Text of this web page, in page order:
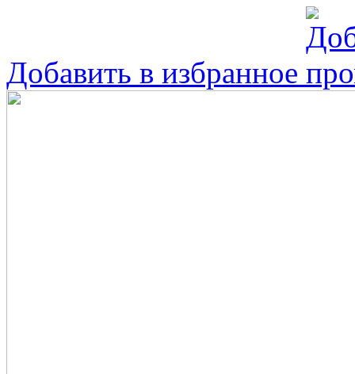
Добавить в избранное